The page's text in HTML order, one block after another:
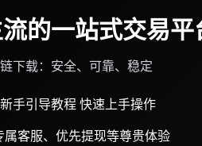
的一站式交易平
下载：安全、可靠、稳定
手引导教程 快速上手操作
客服、优先提现等尊贵体验